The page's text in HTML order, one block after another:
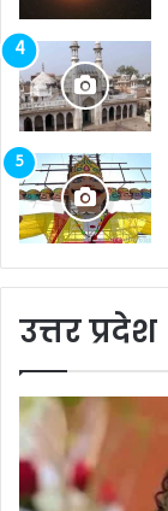
उत्तर प्रदेश